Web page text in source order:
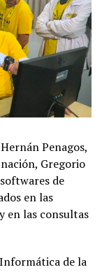
Penagos,
Gregorio
de
en las
en las consultas
de la